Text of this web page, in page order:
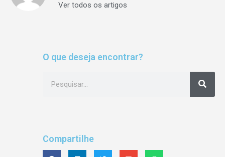
Ver todos os artigos
O que deseja encontrar?
Compartilhe